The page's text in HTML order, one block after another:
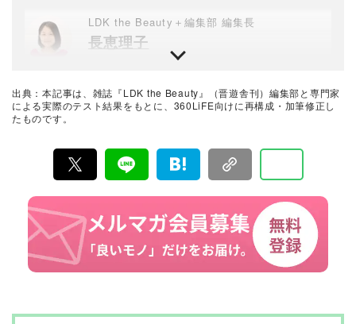
イクに定評のあるアーティスト。2021年、パーソナルメ
イクレッスンの為のメイクサロン【recipe⓪レシピゼ
ロ】を代々木上原にOPEN。 【経歴】 Paris Fashion w
eek、V&A ”Kimono cat walk " 、Pompidou「A Shaded
View on Fashion Film」、Hollywood「WOLVERINE:SA
LDK the Beauty＋編集部 編集長
長恵理子
テストする女性誌「LDK」の編集長を経て現職。現在は
美容とコスメのおすすめベストバイ
『LDK the Beauty』は2015年8月19日に発刊、晋遊舎か
ら毎月22日に発行されている「世界でただ1つ、コスメを
本音で評価する雑誌」および、美容情報のおすすめメデ
ィアです。コスメやスキンケア製品を多角的に検証し、
その実力を忖度なしで評価しています。『LDK the Beau
ty』の展開は雑誌にとどまらず、Instagramなど様々なメ
ディアで情報を発信中。姉妹誌であるテストする女性誌
『LDK』と同様、メーカーに忖度する事なく、編集部と
専門家、そして社内検証機関が実際に使ってテストし
て、消費者におすすめな美容情報をお届け。約15名の編
集体制で日々の検証・記事制作を行っています。
出典：本記事は、雑誌『LDK the Beauty』（晋遊舎刊）編集部と専門家
による実際のテスト結果をもとに、360LiFE向けに再構成・加筆修正し
たものです。